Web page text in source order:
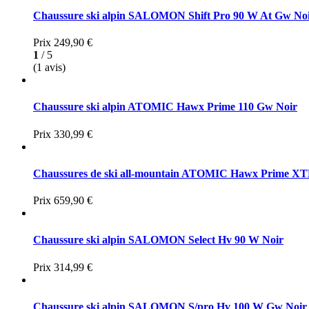
Chaussure ski alpin SALOMON Shift Pro 90 W At Gw
Prix 249,90 €
1 / 5
(1 avis)
Chaussure ski alpin ATOMIC Hawx Prime 110 Gw Noir
Prix 330,99 €
Chaussures de ski all-mountain ATOMIC Hawx Prime
Prix 659,90 €
Chaussure ski alpin SALOMON Select Hv 90 W Noir
Prix 314,99 €
Chaussure ski alpin SALOMON S/pro Hv 100 W Gw Noir